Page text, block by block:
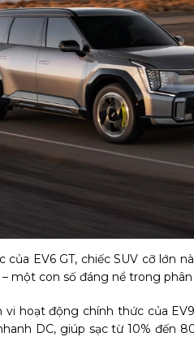
của EV6 GT, chiếc SUV cỡ lớn
một con số đáng nể trong
vi hoạt động chính thức của
DC, giúp sạc từ 10% đến